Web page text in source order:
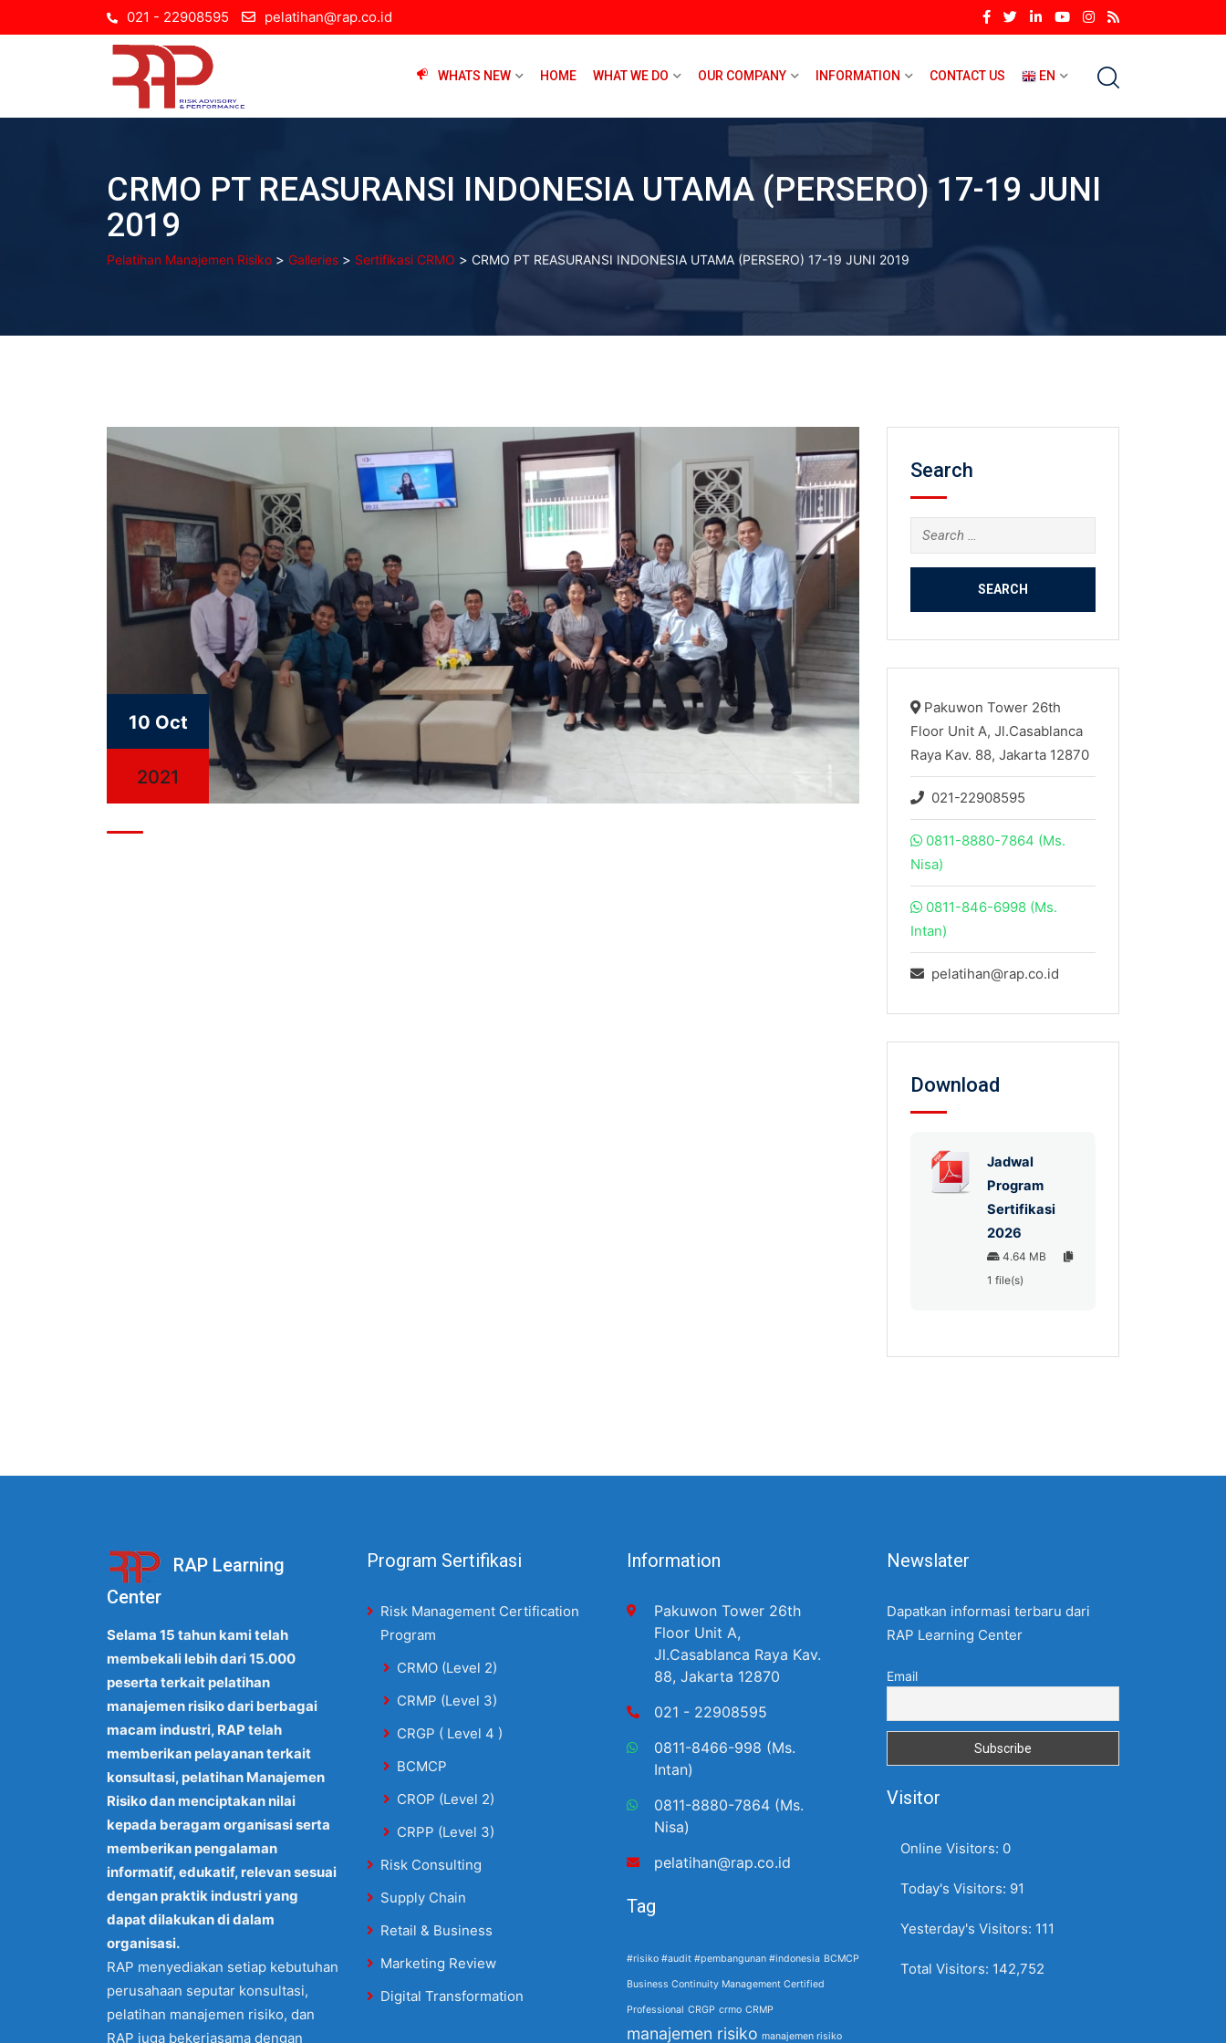
to
021 - 22908595 pelatihan@rap.co.id
WHATS NEW HOME WHAT WE DO OUR COMPANY INFORMATION CONTACT US EN
CRMO PT REASURANSI INDONESIA UTAMA (PERSERO) 17-19 JUNI
2019
Pelatihan Manajemen Risiko > Galleries > Sertifikasi CRMO > CRMO PT REASURANSI INDONESIA UTAMA (PERSERO) 17-19 JUNI 2019
10 Oct
2021
Search
Search
for:
Pakuwon Tower 26th
Floor Unit A, Jl.Casablanca
Raya Kav. 88, Jakarta 12870
021-22908595
0811-8880-7864 (Ms.
Nisa)
0811-846-6998 (Ms.
Intan)
pelatihan@rap.co.id
Download
Jadwal
Program
Sertifikasi
2026
4.64 MB
1 file(s)
RAP Learning
Center
Selama 15 tahun kami telah
membekali lebih dari 15.000
peserta terkait pelatihan
manajemen risiko dari berbagai
macam industri, RAP telah
memberikan pelayanan terkait
konsultasi, pelatihan Manajemen
Risiko dan menciptakan nilai
kepada beragam organisasi serta
memberikan pengalaman
informatif, edukatif, relevan sesuai
dengan praktik industri yang
dapat dilakukan di dalam
organisasi.
RAP menyediakan setiap kebutuhan
perusahaan seputar konsultasi,
pelatihan manajemen risiko, dan
RAP juga bekerjasama dengan
Program Sertifikasi
Risk Management Certification
Program
CRMO (Level 2)
CRMP (Level 3)
CRGP ( Level 4 )
BCMCP
CROP (Level 2)
CRPP (Level 3)
Risk Consulting
Supply Chain
Retail & Business
Marketing Review
Digital Transformation
Information
Pakuwon Tower 26th
Floor Unit A,
Jl.Casablanca Raya Kav.
88, Jakarta 12870
021 - 22908595
0811-8466-998 (Ms.
Intan)
0811-8880-7864 (Ms.
Nisa)
pelatihan@rap.co.id
Tag
#risiko #audit #pembangunan #indonesia BCMCP
Business Continuity Management Certified
Professional CRGP crmo CRMP
manajemen risiko manajemen risiko
Newslater
Dapatkan informasi terbaru dari
RAP Learning Center
Email
Visitor
Online Visitors: 0
Today's Visitors: 91
Yesterday's Visitors: 111
Total Visitors: 142,752